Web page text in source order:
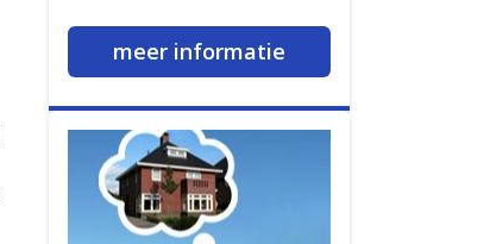
meer informatie